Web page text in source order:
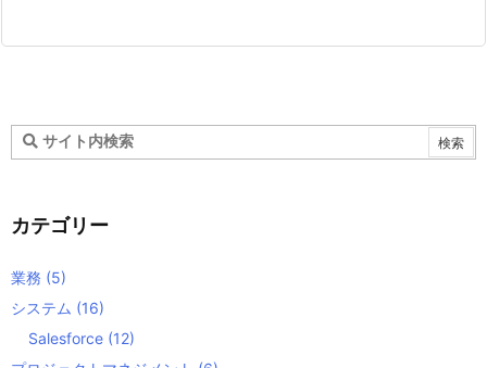
カテゴリー
業務 (5)
システム (16)
Salesforce (12)